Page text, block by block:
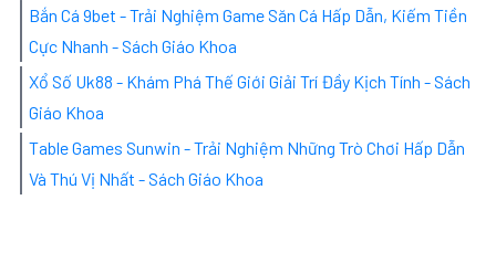
Bắn Cá 9bet - Trải Nghiệm Game Săn Cá Hấp Dẫn, Kiếm Tiền
Cực Nhanh - Sách Giáo Khoa
Xổ Số Uk88 - Khám Phá Thế Giới Giải Trí Đầy Kịch Tính - Sách
Giáo Khoa
Table Games Sunwin - Trải Nghiệm Những Trò Chơi Hấp Dẫn
Và Thú Vị Nhất - Sách Giáo Khoa